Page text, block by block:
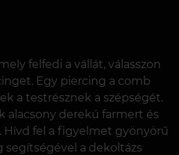
felfedi a vállát, válasszon
Egy piercing a comb
a testrésznek a szépségét.
alacsony derekú farmert és
fel a figyelmet gyönyörű
a dekoltázs